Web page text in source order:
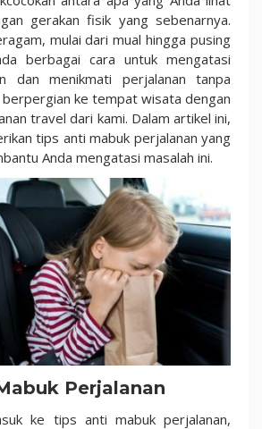
gerakan fisik yang sebenarnya.
mulai dari mual hingga pusing
berbagai cara untuk mengatasi
dan menikmati perjalanan tanpa
berpergian ke tempat wisata dengan
travel dari kami. Dalam artikel ini,
tips anti mabuk perjalanan yang
Anda mengatasi masalah ini.
Perjalanan
ke tips anti mabuk perjalanan,